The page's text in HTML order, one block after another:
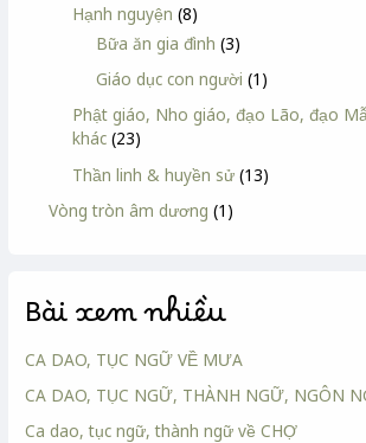
Hạnh nguyện (8)
Bữa ăn gia đình (3)
Giáo dục con người (1)
Phật giáo, Nho giáo, đạo Lão, đạo
khác (23)
Thần linh & huyền sử (13)
Vòng tròn âm dương (1)
Bài xem nhiều
CA DAO, TỤC NGỮ VỀ MƯA
CA DAO, TỤC NGỮ, THÀNH NGỮ, NGÔN
Ca dao, tục ngữ, thành ngữ về CHỢ